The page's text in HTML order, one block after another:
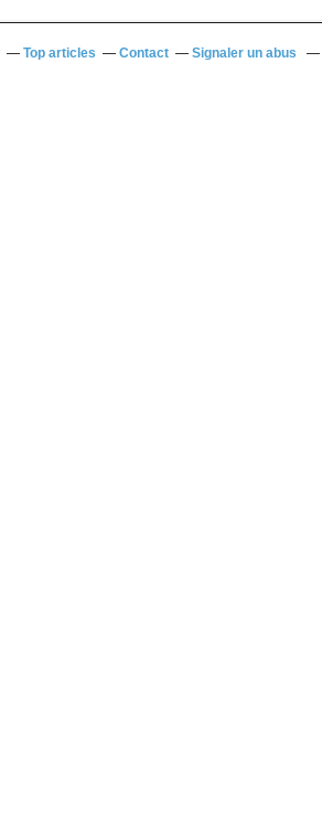
Top articles Contact Signaler un abus